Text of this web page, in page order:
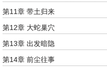
第11章 带土归来
第12章 大蛇巢穴
第13章 出发暗隐
第14章 前尘往事